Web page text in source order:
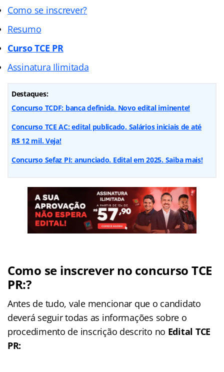
Como se inscrever?
Resumo
Curso TCE PR
Assinatura Ilimitada
Destaques:
Concurso TCDF: banca definida. Novo edital iminente!
Concurso TCE AC: edital publicado. Salários iniciais de até
R$ 12 mil. Veja!
Concurso Sefaz PI: anunciado. Edital em 2025. Saiba mais!
Como se inscrever no concurso TCE
PR:?
Antes de tudo, vale mencionar que o candidato
deverá seguir todas as informações sobre o
procedimento de inscrição descrito no Edital TCE
PR: